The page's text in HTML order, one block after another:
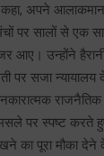
अपने
पर सालों से एक
आए। उन्होंने
पर सजा न्यायालय
राजनैतिक
पर स्पष्ट करते हुए
का पूरा मौका देने